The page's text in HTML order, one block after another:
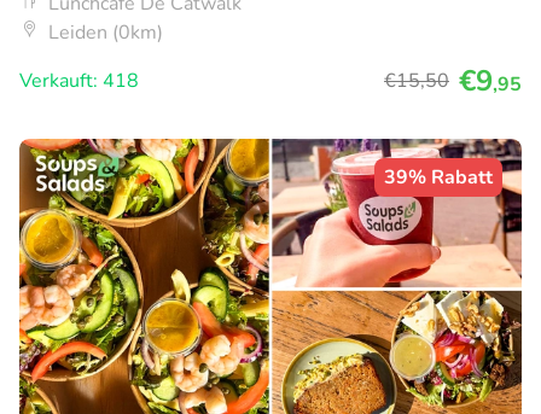
Leiden (0km)
Verkauft: 418
€15,50 €9,95
39% Rabatt